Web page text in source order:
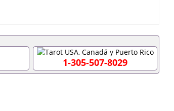
。 注：上述材料，随时都可以安排办
定居国外需要办理什么材料551190476入
要些什么材料551190476办理假毕业证
正常毕业怎么办理毕业证,没毕业可以办学
是否因为递交材料不齐而被拒之门外
挂科了不想读了,成绩不理想毕不了业怎
国外本科毕业证怎么办理
1-305-507-8029